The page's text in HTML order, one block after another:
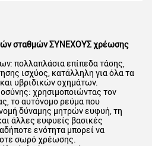
σταθμών ΣΥΝΕΧΟΥΣ χρέωσης
πολλαπλάσια επίπεδα τάσης,
ισχύος, κατάλληλη για όλα τα
υβριδικών οχημάτων.
χρησιμοποιώντας τον
το αυτόνομο ρεύμα που
δύναμης μητρών ευφυή, τη
άλλες ευφυείς βασικές
ενότητα μπορεί να
σωρό χρέωσης.